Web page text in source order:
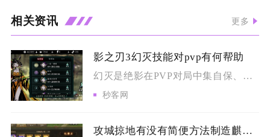
相关资讯 更多
影之刃3幻灭技能对pvp有何帮助
幻灭是绝影在PVP对局中集自保、破甲、爆发、控制于一体的核心...
秒客网
攻城掠地有没有简便方法制造麒麟战车